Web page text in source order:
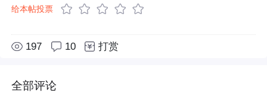
给本帖投票
197 10 打赏
全部评论